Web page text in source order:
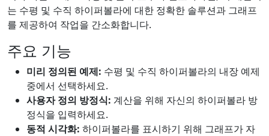
는 수평 및 수직 하이퍼볼라에 대한 정확한 솔루션과 그래프
를 제공하여 작업을 간소화합니다.
주요 기능
미리 정의된 예제: 수평 및 수직 하이퍼볼라의 내장 예제
중에서 선택하세요.
사용자 정의 방정식: 계산을 위해 자신의 하이퍼볼라 방
정식을 입력하세요.
동적 시각화: 하이퍼볼라를 표시하기 위해 그래프가 자